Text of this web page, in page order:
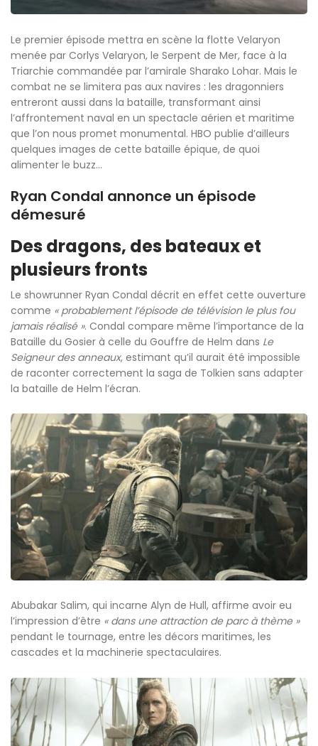
Le premier épisode mettra en scène la flotte Velaryon
menée par Corlys Velaryon, le Serpent de Mer, face à la
Triarchie commandée par l’amirale Sharako Lohar. Mais le
combat ne se limitera pas aux navires : les dragonniers
entreront aussi dans la bataille, transformant ainsi
l’affrontement naval en un spectacle aérien et maritime
que l’on nous promet monumental. HBO publie d’ailleurs
quelques images de cette bataille épique, de quoi
alimenter le buzz…
Ryan Condal annonce un épisode
démesuré
Des dragons, des bateaux et
plusieurs fronts
Le showrunner Ryan Condal décrit en effet cette ouverture
comme « probablement l’épisode de télévision le plus fou
jamais réalisé ». Condal compare même l’importance de la
Bataille du Gosier à celle du Gouffre de Helm dans Le
Seigneur des anneaux, estimant qu’il aurait été impossible
de raconter correctement la saga de Tolkien sans adapter
la bataille de Helm l’écran.
Abubakar Salim, qui incarne Alyn de Hull, affirme avoir eu
l’impression d’être « dans une attraction de parc à thème »
pendant le tournage, entre les décors maritimes, les
cascades et la machinerie spectaculaires.